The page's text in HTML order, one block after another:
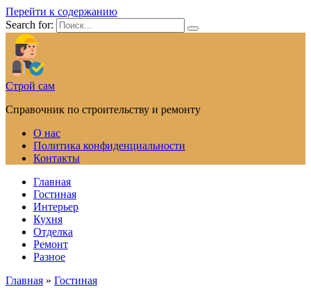
Перейти к содержанию
Search for:
Строй сам
Справочник по строительству и ремонту
О нас
Политика конфиденциальности
Контакты
Главная
Гостиная
Интерьер
Кухня
Отделка
Ремонт
Разное
Главная » Гостиная